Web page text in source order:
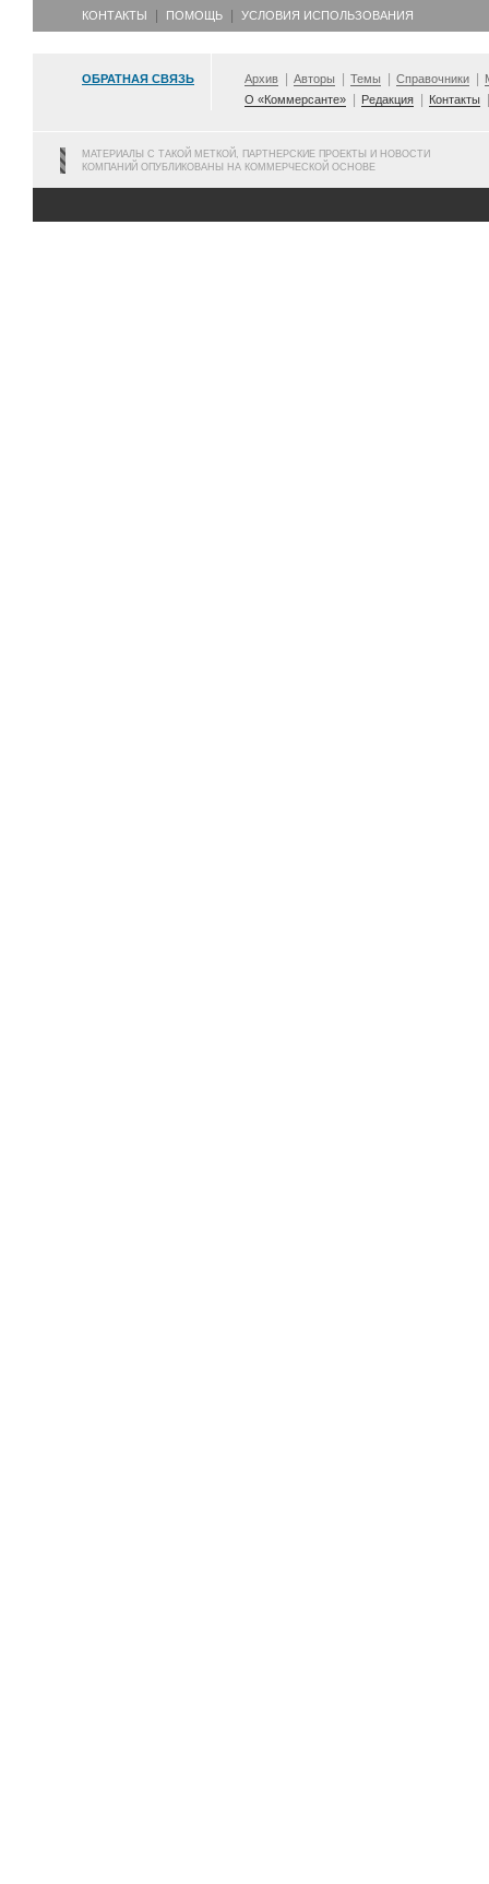
КОНТАКТЫ ПОМОЩЬ УСЛОВИЯ ИСПОЛЬЗОВАНИЯ
ОБРАТНАЯ СВЯЗЬ Архив Авторы Темы Справочники
О «Коммерсанте»
Редакция Контакты
МАТЕРИАЛЫ С ТАКОЙ МЕТКОЙ, ПАРТНЕРСКИЕ ПРОЕКТЫ И НОВОСТИ
КОМПАНИЙ ОПУБЛИКОВАНЫ НА КОММЕРЧЕСКОЙ ОСНОВЕ